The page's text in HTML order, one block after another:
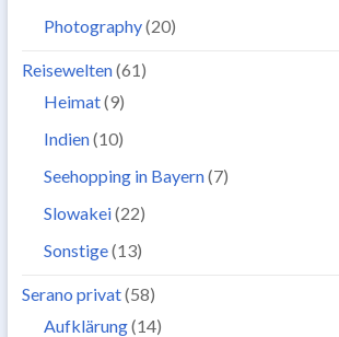
Photography(20)
Reisewelten(61)
Heimat(9)
Indien(10)
Seehopping in Bayern(7)
Slowakei(22)
Sonstige(13)
Serano privat(58)
Aufklärung(14)